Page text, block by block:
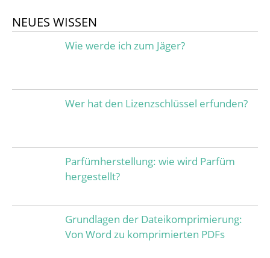
NEUES WISSEN
Wie werde ich zum Jäger?
Wer hat den Lizenzschlüssel erfunden?
Parfümherstellung: wie wird Parfüm
hergestellt?
Grundlagen der Dateikomprimierung:
Von Word zu komprimierten PDFs